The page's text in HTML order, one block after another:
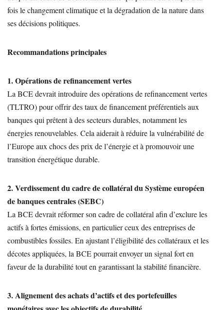
fois le changement climatique et la dégradation de la nature dans
ses décisions politiques.
Recommandations principales
1. Opérations de refinancement vertes
La BCE devrait introduire des opérations de refinancement vertes
(TLTRO) pour offrir des taux de financement préférentiels aux
banques qui prêtent à des secteurs durables, notamment les
énergies renouvelables. Cela aiderait à réduire la vulnérabilité de
l’Europe aux chocs des prix de l’énergie et à promouvoir une
transition énergétique durable.
2. Verdissement du cadre de collatéral du Système européen
de banques centrales (SEBC)
La BCE devrait réformer son cadre de collatéral afin d’exclure les
actifs à fortes émissions, en particulier ceux des entreprises de
combustibles fossiles. En ajustant l’éligibilité des collatéraux et les
décotes appliquées, la BCE pourrait envoyer un signal fort en
faveur de la durabilité tout en garantissant la stabilité financière.
3. Alignement des achats d’actifs et des portefeuilles